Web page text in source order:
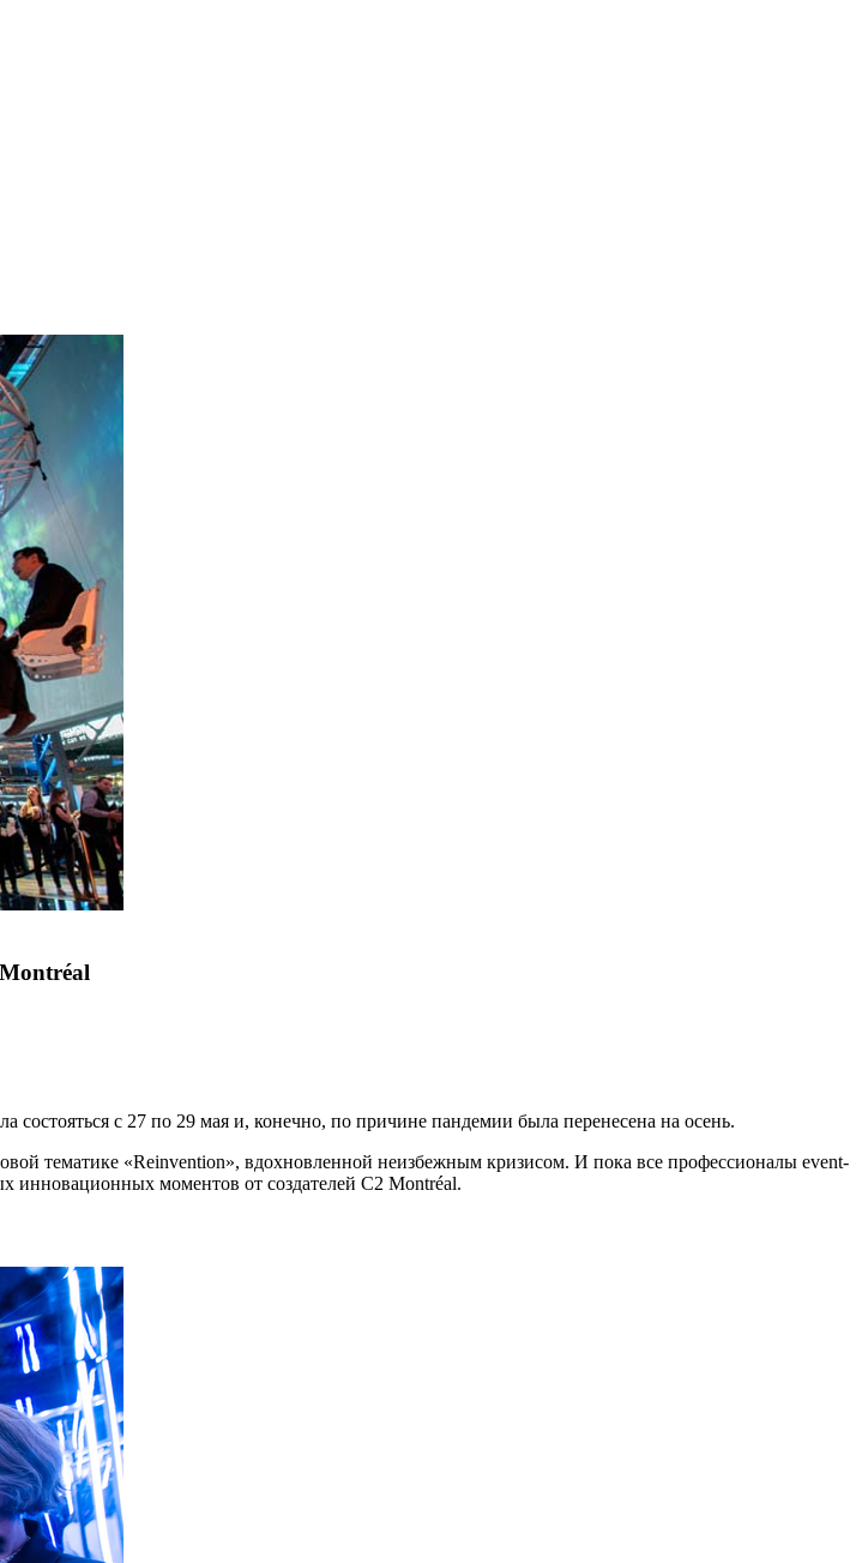
с 27 по 29 мая и, конечно, по причине пандемии была перенесена на осень.
тематике «Reinvention», вдохновленной неизбежным кризисом. И пока все профессионалы event-
моментов от создателей C2 Montréal.